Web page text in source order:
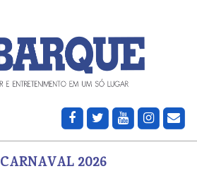
CARNAVAL 2026